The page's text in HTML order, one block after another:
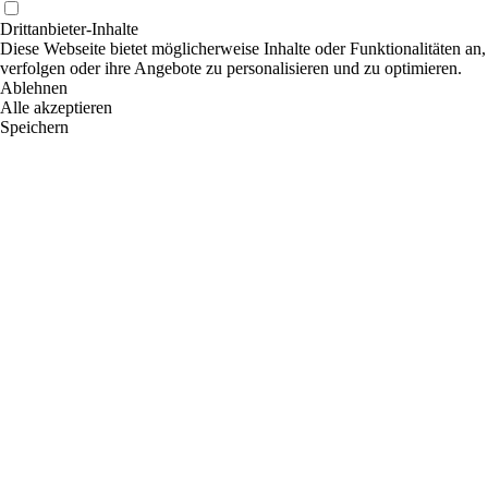
Drittanbieter-Inhalte
Diese Webseite bietet möglicherweise Inhalte oder Funktionalitäten
verfolgen oder ihre Angebote zu personalisieren und zu optimieren.
Ablehnen
Alle akzeptieren
Speichern